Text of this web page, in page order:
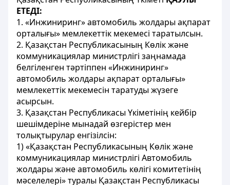
ЕТЕДІ:
1. «Инжиниринг» автомобиль жолдары ақпарат
орталығы» мемлекеттік мекемесi таратылсын.
2. Қазақстан Республикасының Көлiк және
коммуникациялар министрлігі заңнамада
белгiленген тәртiппен «Инжиниринг»
автомобиль жолдары ақпарат орталығы»
мемлекеттік мекемесiн таратуды жүзеге
асырсын.
3. Қазақстан Республикасы Үкіметінiң кейбір
шешiмдерiне мынадай өзгерістер мен
толықтырулар енгізiлсiн:
1) «Қазақстан Республикасының Көлiк және
коммуникациялар министрлігі Автомобиль
жолдары және автомобиль көлiгi комитетiнің
мәселелерi» туралы Қазақстан Республикасы